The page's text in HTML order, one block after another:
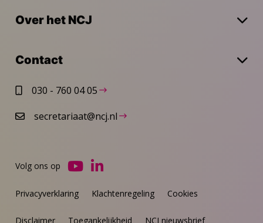
Over het NCJ
Contact
030 - 760 04 05
secretariaat@ncj.nl
Privacyverklaring Klachtenregeling Cookies
Disclaimer Toegankelijkheid NCJ nieuwsbrief
Volg ons op
Ga
YouTube
Ga
LinkedIn